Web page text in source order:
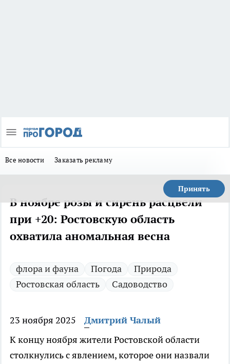
Все новости Заказать рекламу
Принять
В ноябре розы и сирень расцвели
при +20: Ростовскую область
охватила аномальная весна
флора и фауна Погода
Природа
Ростовская область
Садоводство
23 ноября 2025
Дмитрий Чалый
К концу ноября жители Ростовской области
столкнулись с явлением, которое они назвали